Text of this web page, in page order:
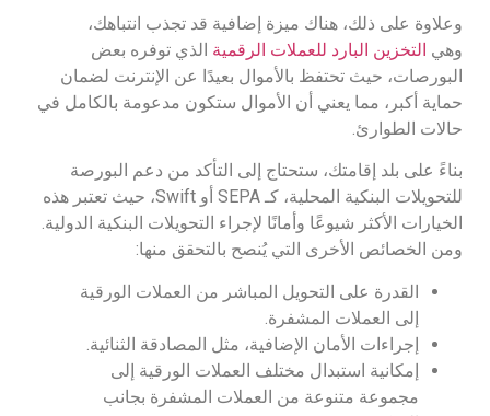
وعلاوة على ذلك، هناك ميزة إضافية قد تجذب انتباهك،
وهي التخزين البارد للعملات الرقمية الذي توفره بعض
البورصات، حيث تحتفظ بالأموال بعيدًا عن الإنترنت لضمان
حماية أكبر، مما يعني أن الأموال ستكون مدعومة بالكامل في
حالات الطوارئ.
بناءً على بلد إقامتك، ستحتاج إلى التأكد من دعم البورصة
للتحويلات البنكية المحلية، كـ SEPA أو Swift، حيث تعتبر هذه
الخيارات الأكثر شيوعًا وأمانًا لإجراء التحويلات البنكية الدولية.
ومن الخصائص الأخرى التي يُنصح بالتحقق منها:
القدرة على التحويل المباشر من العملات الورقية
إلى العملات المشفرة.
إجراءات الأمان الإضافية، مثل المصادقة الثنائية.
إمكانية استبدال مختلف العملات الورقية إلى
مجموعة متنوعة من العملات المشفرة بجانب